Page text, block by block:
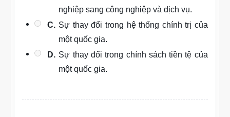
nghiệp sang công nghiệp và dịch vụ.
C. Sự thay đổi trong hệ thống chính trị của
một quốc gia.
D. Sự thay đổi trong chính sách tiền tệ của
một quốc gia.